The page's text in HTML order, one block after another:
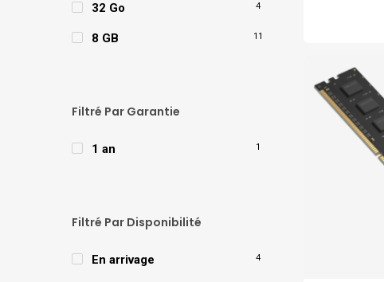
32 Go 4
8 GB 11
Filtré Par Garantie
1 an 1
Filtré Par Disponibilité
En arrivage 4